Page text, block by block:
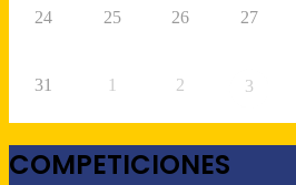
24 25 26 27
31 1 2 3
COMPETICIONES